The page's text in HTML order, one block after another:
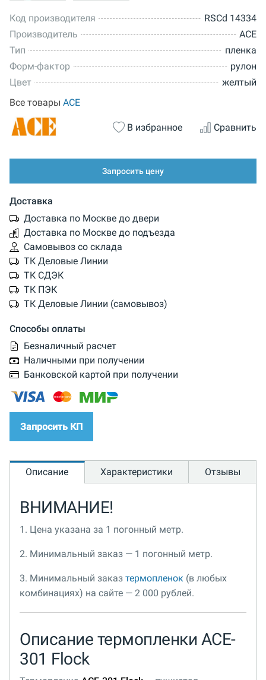
Код производителя
RSCd 14334
Производитель
ACE
Тип
пленка
Форм-фактор
рулон
Цвет
желтый
Все товары ACE
В избранное Сравнить
Запросить цену
Доставка
Доставка по Москве до двери
Доставка по Москве до подъезда
Самовывоз со склада
ТК Деловые Линии
ТК СДЭК
ТК ПЭК
ТК Деловые Линии (самовывоз)
Способы оплаты
Безналичный расчет
Наличными при получении
Банковской картой при получении
Запросить КП
Описание Характеристики Отзывы
ВНИМАНИЕ!
1. Цена указана за 1 погонный метр.
2. Минимальный заказ — 1 погонный метр.
3. Минимальный заказ термопленок (в любых
комбинациях) на сайте — 2 000 рублей.
Описание термопленки ACE-
301 Flock